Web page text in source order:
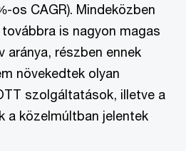
os CAGR). Mindeközben
is nagyon magas
aránya, részben ennek
növekedtek olyan
szolgáltatások, illetve a
a közelmúltban jelentek